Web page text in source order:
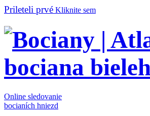
Prileteli prvé Kliknite sem
Online sledovanie
bocianích hniezd